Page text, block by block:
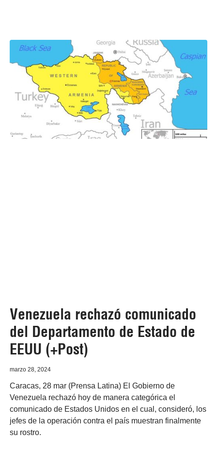
Venezuela rechazó comunicado
del Departamento de Estado de
EEUU (+Post)
marzo 28, 2024
Caracas, 28 mar (Prensa Latina) El Gobierno de
Venezuela rechazó hoy de manera categórica el
comunicado de Estados Unidos en el cual, consideró, los
jefes de la operación contra el país muestran finalmente
su rostro.